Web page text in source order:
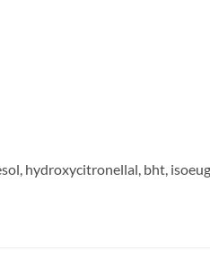
hydroxycitronellal, bht,